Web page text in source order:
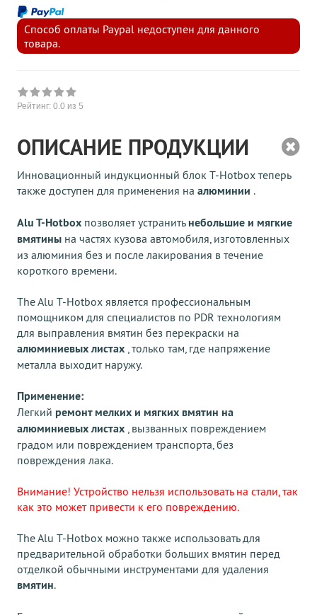
Способ оплаты Paypal недоступен для данного
товара.
Рейтинг: 0.0 из 5
ОПИСАНИЕ ПРОДУКЦИИ
Инновационный индукционный блок T-Hotbox теперь
также доступен для применения на алюминии .
Alu T-Hotbox позволяет устранить небольшие и мягкие
вмятины на частях кузова автомобиля, изготовленных
из алюминия без и после лакирования в течение
короткого времени.
The Alu T-Hotbox является профессиональным
помощником для специалистов по PDR технологиям
для выправления вмятин без перекраски на
алюминиевых листах , только там, где напряжение
металла выходит наружу.
Применение:
Легкий ремонт мелких и мягких вмятин на
алюминиевых листах , вызванных повреждением
градом или повреждением транспорта, без
повреждения лака.
Внимание! Устройство нельзя использовать на стали, так
как это может привести к его повреждению.
The Alu T-Hotbox можно также использовать для
предварительной обработки больших вмятин перед
отделкой обычными инструментами для удаления
вмятин.